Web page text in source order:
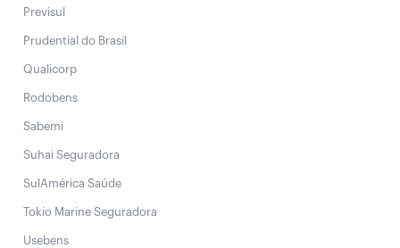
Previsul
Prudential do Brasil
Qualicorp
Rodobens
Sabemi
Suhai Seguradora
SulAmérica Saúde
Tokio Marine Seguradora
Usebens